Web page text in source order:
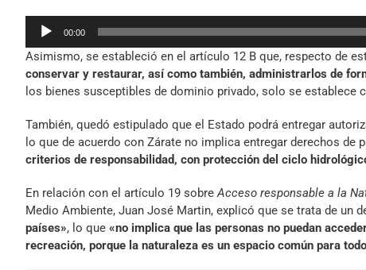
Reproductor
audio
00:00
Asimismo, se estableció en el artículo 12 B que, respecto de
conservar y restaurar, así como también, administrarlos de
los bienes susceptibles de dominio privado, solo se establece
También, quedó estipulado que el Estado podrá entregar
lo que de acuerdo con Zárate no implica entregar derechos de
criterios de responsabilidad, con protección del ciclo
En relación con el artículo 19 sobreAcceso responsable a la
Medio Ambiente, Juan José Martin, explicó que se trata de un
países», lo que «no implica que las personas no puedan
recreación, porque la naturaleza es un espacio común para